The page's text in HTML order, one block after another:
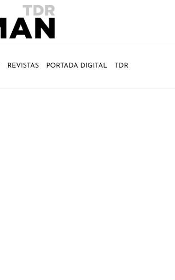
REVISTAS PORTADA DIGITAL TDR